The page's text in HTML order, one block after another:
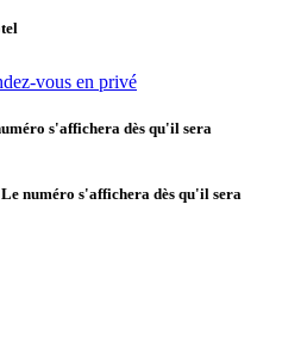
vous en privé
s'affichera dès qu'il sera
numéro s'affichera dès qu'il sera